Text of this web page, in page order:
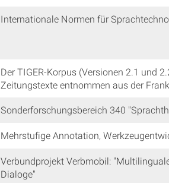
Internationale Normen für
Der TIGER-Korpus (Versionen 2.1 und
Zeitungstexte entnommen aus der
Sonderforschungsbereich 340
Mehrstufige Annotation,
Verbundprojekt Verbmobil:
Dialoge"